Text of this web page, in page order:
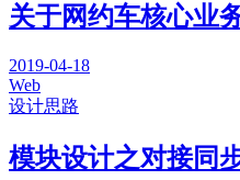
关于网约车核心业
2019-04-18
Web
设计思路
模块设计之对接同